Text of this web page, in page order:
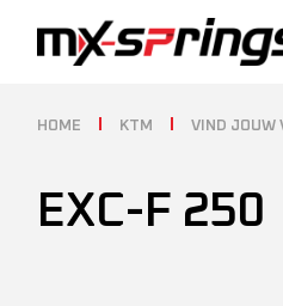
HOME KTM VIND JOUW
EXC-F 250